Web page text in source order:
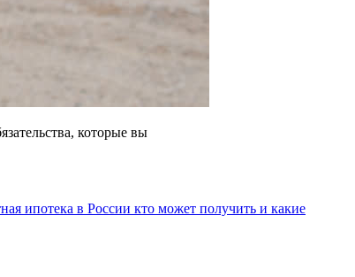
которые вы
ипотека в России кто может получить и какие